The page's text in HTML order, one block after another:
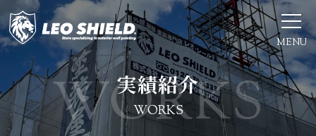
MENU
実績紹介
WORKS